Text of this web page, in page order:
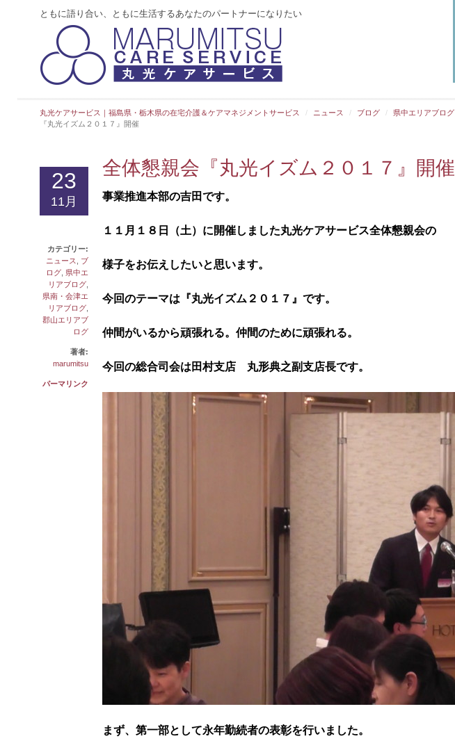
ともに語り合い、ともに生活するあなたのパートナーになりたい
丸光ケアサービス｜福島県・栃木県の在宅介護＆ケアマネジメントサービス ニュース ブログ 県中エリアブログ
『丸光イズム２０１７』開催
23
11月
カテゴリー:
ニュース
ブ
ログ 県中エ
リアブログ
県南・会津エ
リアブログ
郡山エリアブ
ログ
著者:
marumitsu
パーマリンク
全体懇親会『丸光イズム２０１７』開催
事業推進本部の吉田です。
１１月１８日（土）に開催しました丸光ケアサービス全体懇親会の
様子をお伝えしたいと思います。
今回のテーマは『丸光イズム２０１７』です。
仲間がいるから頑張れる。仲間のために頑張れる。
今回の総合司会は田村支店 丸形典之副支店長です。
まず、第一部として永年勤続者の表彰を行いました。